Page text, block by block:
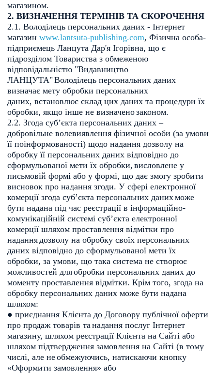
магазином.
2. ВИЗНАЧЕННЯ ТЕРМІНІВ ТА СКОРОЧЕННЯ
2.1. Володілець персональних даних - Інтернет
магазин www.lantsuta-publishing.com, Фізична особа-
підприємець Ланцута Дар'я Ігорівна, що є
підрозділом Товариства з обмеженою
відповідальністю "Видавництво
ЛАНЦУТА"Володілець персональних даних
визначає мету обробки персональних
даних, встановлює склад цих даних та процедури їх
обробки, якщо інше не визначенозаконом.
2.2. Згода суб’єкта персональних даних –
добровільне волевиявлення фізичної особи (за умови
її поінформованості) щодо надання дозволу на
обробку її персональних даних відповідно до
сформульованої мети їх обробки, висловлене у
письмовій формі або у формі, що дає змогу зробити
висновок про надання згоди. У сфері електронної
комерції згода суб’єкта персональних данихможе
бути надана під час реєстрації в інформаційно-
комунікаційній системі суб’єкта електронної
комерції шляхом проставлення відмітки про
наданнядозволу на обробку своїх персональних
даних відповідно до сформульованої мети їх
обробки, за умови, що така система не створює
можливостей дляобробки персональних даних до
моменту проставлення відмітки. Крім того, згода на
обробку персональних даних може бути надана
шляхом:
● приєднання Клієнта до Договору публічної оферти
про продаж товарів танадання послуг Інтернет
магазину, шляхом реєстрації Клієнта на Сайті або
шляхом підтвердження замовлення на Сайті (в тому
числі, але необмежуючись, натискаючи кнопку
«Оформити замовлення» або